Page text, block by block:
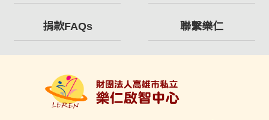
捐款FAQs 聯繫樂仁